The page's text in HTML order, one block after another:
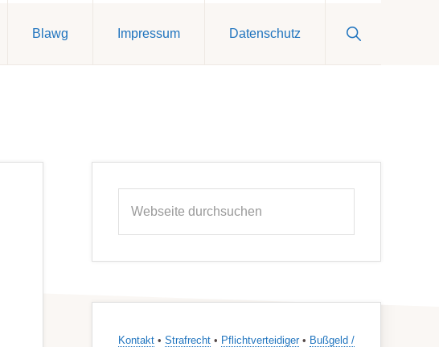
Blawg Impressum Datenschutz
Show
Search
Kontakt • Strafrecht • Pflichtverteidiger • Bußgeld /